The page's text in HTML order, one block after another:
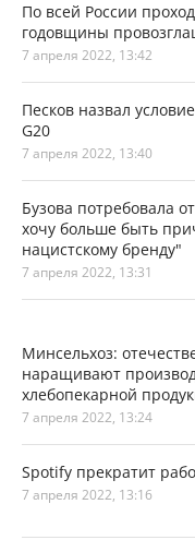
По всей России
годовщины
7 апреля 2022, 13:42
Песков назвал
G20
7 апреля 2022, 13:40
Бузова потребовала
хочу больше быть
нацистскому бренду"
7 апреля 2022, 13:31
Минсельхоз:
наращивают
хлебопекарной
7 апреля 2022, 13:24
Spotify прекратит
7 апреля 2022, 13:16